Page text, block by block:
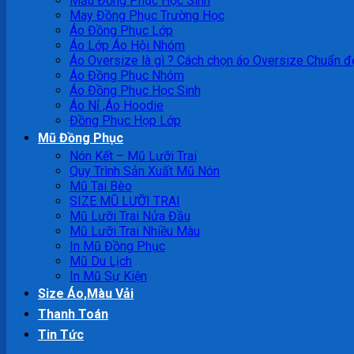
May Đồng Phục Trường Học
Áo Đồng Phục Lớp
Áo Lớp Áo Hội Nhóm
Áo Oversize là gì ? Cách chọn áo Oversize Chuẩn
Áo Đồng Phục Nhóm
Áo Đồng Phục Học Sinh
Áo Nỉ ,Áo Hoodie
Đồng Phục Họp Lớp
Mũ Đồng Phục
Nón Kết – Mũ Lưỡi Trai
Quy Trình Sản Xuất Mũ Nón
Mũ Tai Bèo
SIZE MŨ LƯỠI TRAI
Mũ Lưỡi Trai Nửa Đầu
Mũ Lưỡi Trai Nhiều Màu
In Mũ Đồng Phục
Mũ Du Lịch
In Mũ Sự Kiện
Size Áo,Màu Vải
Thanh Toán
Tin Tức